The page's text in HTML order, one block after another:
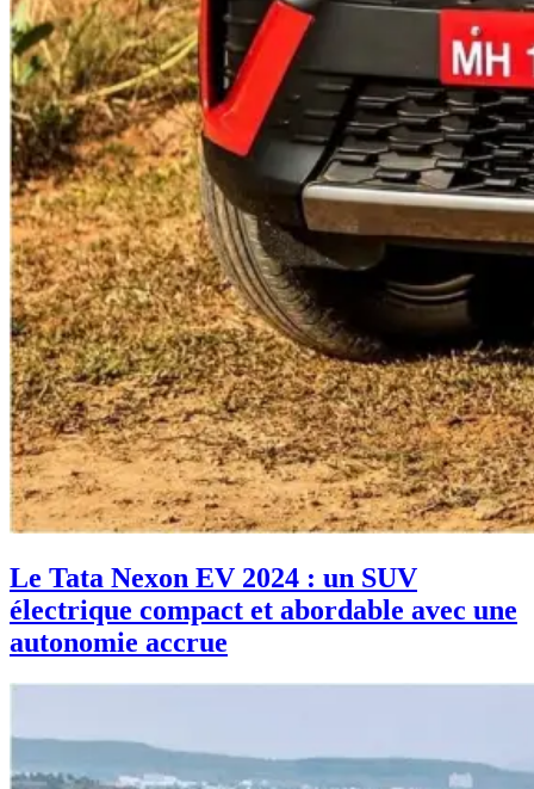
Le Tata Nexon EV 2024 : un SUV
électrique compact et abordable avec une
autonomie accrue